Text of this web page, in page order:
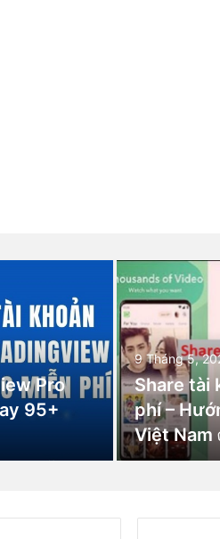
Pro
95+
9 Tháng 5,
Share tài
phí –
Việt Nam